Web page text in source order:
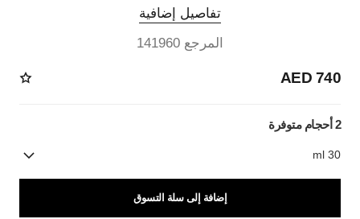
تفاصيل إضافية
المرجع 141960
740 AED
2 أحجام متوفرة
30 ml
إضافة إلى سلة التسوق